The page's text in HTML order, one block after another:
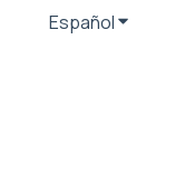
Español